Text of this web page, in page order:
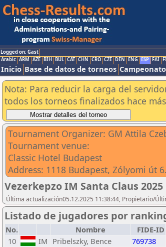
Logged on: Gast
Arabic ARM AZE BIH BUL CAT CHN CRO CZE DEN ENG ESP FAI
Inicio Base de datos de torneos
Nota: Para reducir la carga del
todos los torneos finalizados hace
Tournament Organizer: GM Attila
Tournament venue:
Classic Hotel Budapest
Address: 1118 Budapest, Zólyomi út 6.
Vezerkepzo IM Santa Claus 2025
Última actualización05.12.2025 11:38:44, Propietario/
Listado de jugadores por
No. Nombre FIDE-ID
10
IM Pribelszky, Bence 769738